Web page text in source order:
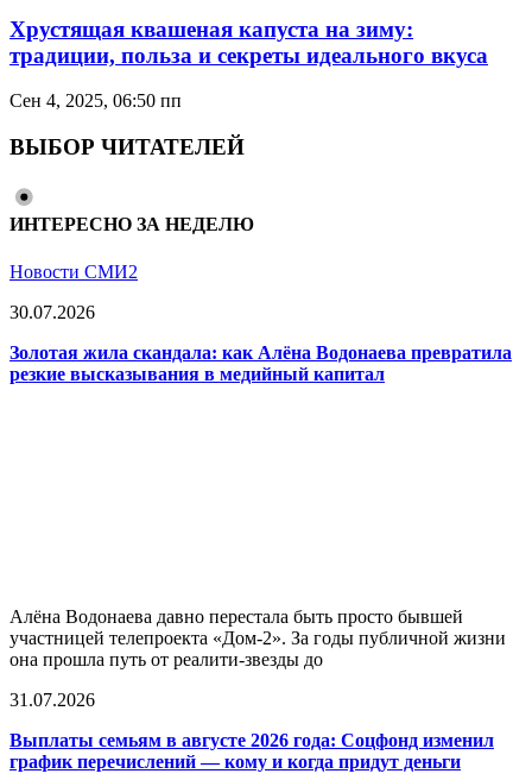
Хрустящая квашеная капуста на зиму:
традиции, польза и секреты идеального вкуса
Сен 4, 2025, 06:50 пп
ВЫБОР ЧИТАТЕЛЕЙ
ИНТЕРЕСНО ЗА НЕДЕЛЮ
Новости СМИ2
30.07.2026
Золотая жила скандала: как Алёна Водонаева превратила
резкие высказывания в медийный капитал
Алёна Водонаева давно перестала быть просто бывшей
участницей телепроекта «Дом-2». За годы публичной жизни
она прошла путь от реалити-звезды до
31.07.2026
Выплаты семьям в августе 2026 года: Соцфонд изменил
график перечислений — кому и когда придут деньги